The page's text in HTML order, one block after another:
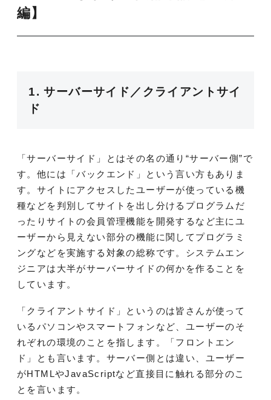
編】
1. サーバーサイド／クライアントサイ
ド
「サーバーサイド」とはその名の通り“サーバー側”で
す。他には「バックエンド」という言い方もありま
す。サイトにアクセスしたユーザーが使っている機
種などを判別してサイトを出し分けるプログラムだ
ったりサイトの会員管理機能を開発するなど主にユ
ーザーから見えない部分の機能に関してプログラミ
ングなどを実施する対象の総称です。システムエン
ジニアは大半がサーバーサイドの何かを作ることを
しています。
「クライアントサイド」というのは皆さんが使って
いるパソコンやスマートフォンなど、ユーザーのそ
れぞれの環境のことを指します。「フロントエン
ド」とも言います。サーバー側とは違い、ユーザー
がHTMLやJavaScriptなど直接目に触れる部分のこ
とを言います。